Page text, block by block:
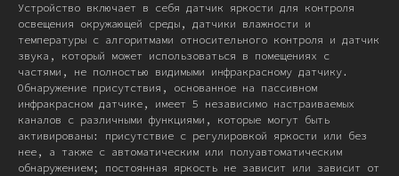
Устройство включает в себя датчик яркости для контроля
освещения окружающей среды, датчики влажности и
температуры с алгоритмами относительного контроля и датчик
звука, который может использоваться в помещениях с
частями, не полностью видимыми инфракрасному датчику.
Обнаружение присутствия, основанное на пассивном
инфракрасном датчике, имеет 5 независимо настраиваемых
каналов с различными функциями, которые могут быть
активированы: присутствие с регулировкой яркости или без
нее, а также с автоматическим или полуавтоматическим
обнаружением; постоянная яркость не зависит или зависит от